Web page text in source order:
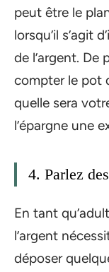
peut être le
lorsqu’il s’agit
de l’argent. De
compter le pot
quelle sera
l’épargne une
4. Parlez
En tant
l’argent
déposer